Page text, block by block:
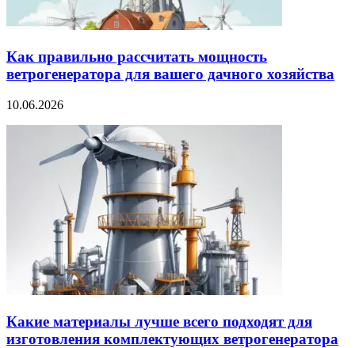
Как правильно рассчитать мощность
ветрогенератора для вашего дачного хозяйства
10.06.2026
Какие материалы лучше всего подходят для
изготовления комплектующих ветрогенератора